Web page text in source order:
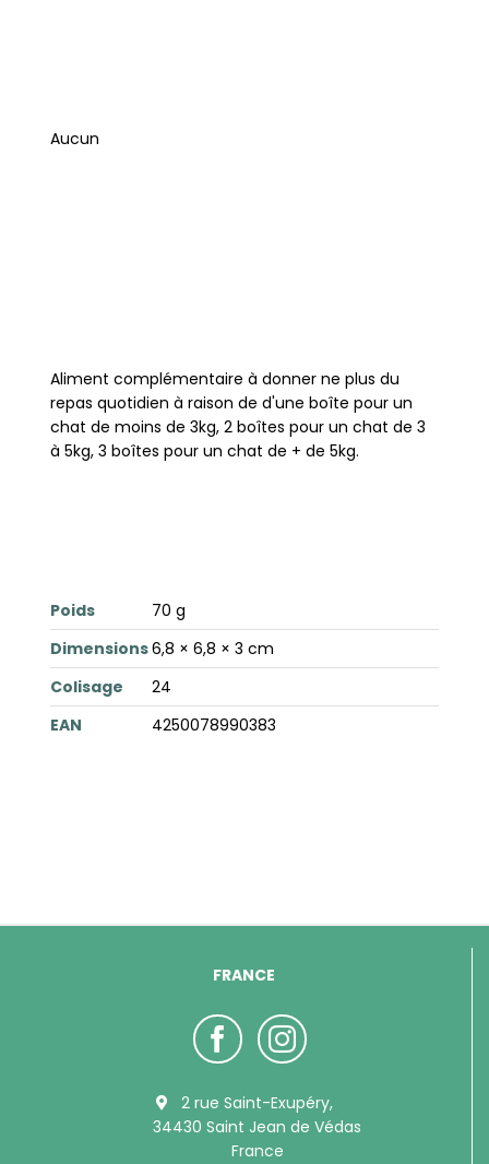
Aucun
Aliment complémentaire à donner ne plus du
repas quotidien à raison de d'une boîte pour un
chat de moins de 3kg, 2 boîtes pour un chat de 3
à 5kg, 3 boîtes pour un chat de + de 5kg.
Poids
70 g
Dimensions6,8 × 6,8 × 3 cm
Colisage
24
EAN
4250078990383
FRANCE
2 rue Saint-Exupéry,
34430 Saint Jean de Védas
France